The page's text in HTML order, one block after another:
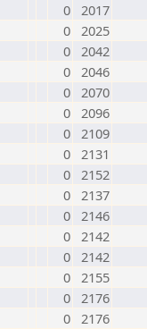
0 2017
0 2025
0 2042
0 2046
0 2070
0 2096
0 2109
0 2131
0 2152
0 2137
0 2146
0 2142
0 2142
0 2155
0 2176
0 2176